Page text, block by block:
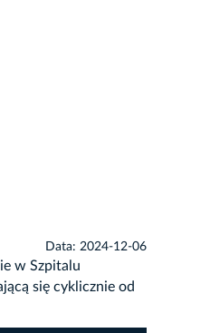
Data: 2024-12-06
w Szpitalu
się cyklicznie od